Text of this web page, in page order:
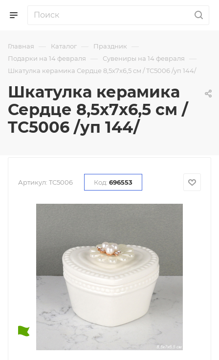
Главная — Каталог — Праздник —
Подарки на 14 февраля — Сувениры на 14 февраля —
Шкатулка керамика Сердце 8,5х7х6,5 см / TC5006 /уп 144/
Шкатулка керамика
Сердце 8,5х7х6,5 см /
TC5006 /уп 144/
Артикул: TC5006 Код: 696553